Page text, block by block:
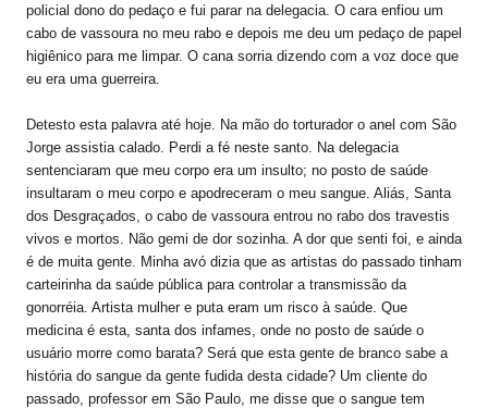
policial dono do pedaço e fui parar na delegacia. O cara enfiou um
cabo de vassoura no meu rabo e depois me deu um pedaço de papel
higiênico para me limpar. O cana sorria dizendo com a voz doce que
eu era uma guerreira.
Detesto esta palavra até hoje. Na mão do torturador o anel com São
Jorge assistia calado. Perdi a fé neste santo. Na delegacia
sentenciaram que meu corpo era um insulto; no posto de saúde
insultaram o meu corpo e apodreceram o meu sangue. Aliás, Santa
dos Desgraçados, o cabo de vassoura entrou no rabo dos travestis
vivos e mortos. Não gemi de dor sozinha. A dor que senti foi, e ainda
é de muita gente. Minha avó dizia que as artistas do passado tinham
carteirinha da saúde pública para controlar a transmissão da
gonorréia. Artista mulher e puta eram um risco à saúde. Que
medicina é esta, santa dos infames, onde no posto de saúde o
usuário morre como barata? Será que esta gente de branco sabe a
história do sangue da gente fudida desta cidade? Um cliente do
passado, professor em São Paulo, me disse que o sangue tem